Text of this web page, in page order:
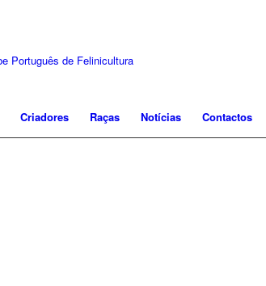
Criadores Raças Notícias Contactos